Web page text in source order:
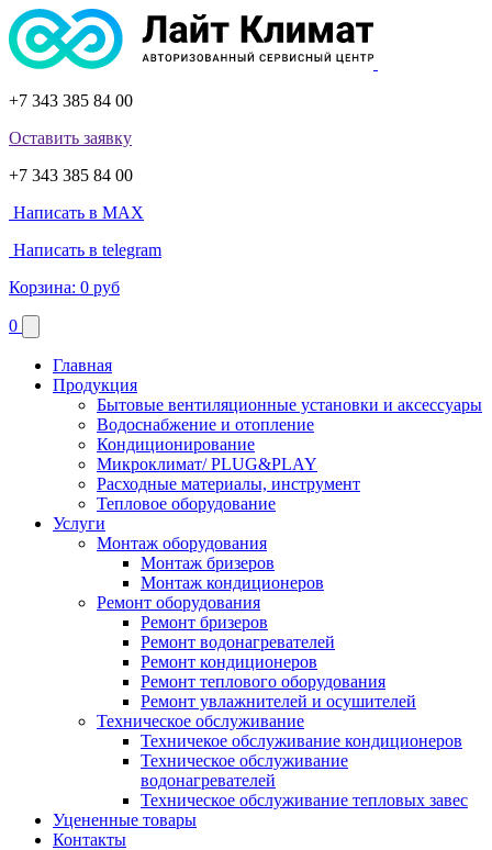
+7 343 385 84 00
Оставить заявку
+7 343 385 84 00
Написать в MAX
Написать в telegram
Корзина: 0 руб
0
Главная
Продукция
Бытовые вентиляционные установки и аксессуары
Водоснабжение и отопление
Кондиционирование
Микроклимат/ PLUG&PLAY
Расходные материалы, инструмент
Тепловое оборудование
Услуги
Монтаж оборудования
Монтаж бризеров
Монтаж кондиционеров
Ремонт оборудования
Ремонт бризеров
Ремонт водонагревателей
Ремонт кондиционеров
Ремонт теплового оборудования
Ремонт увлажнителей и осушителей
Техническое обслуживание
Техничекое обслуживание кондиционеров
Техническое обслуживание
водонагревателей
Техническое обслуживание тепловых завес
Уцененные товары
Контакты